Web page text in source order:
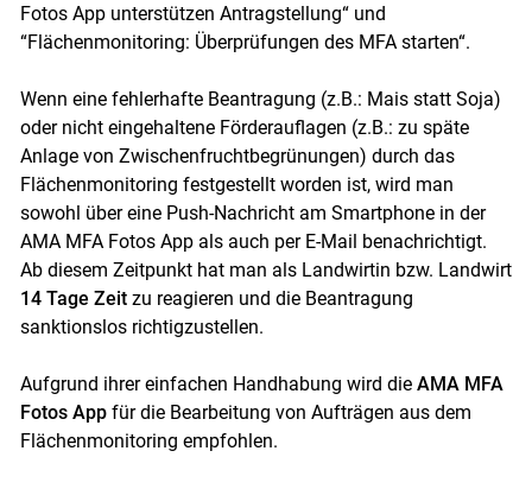
Fotos App unterstützen Antragstellung“ und
“Flächenmonitoring: Überprüfungen des MFA starten“.
Wenn eine fehlerhafte Beantragung (z.B.: Mais statt Soja)
oder nicht eingehaltene Förderauflagen (z.B.: zu späte
Anlage von Zwischenfruchtbegrünungen) durch das
Flächenmonitoring festgestellt worden ist, wird man
sowohl über eine Push-Nachricht am Smartphone in der
AMA MFA Fotos App als auch per E-Mail benachrichtigt.
Ab diesem Zeitpunkt hat man als Landwirtin bzw. Landwirt
14 Tage Zeitzu reagieren und die Beantragung
sanktionslos richtigzustellen.
Aufgrund ihrer einfachen Handhabung wird die AMA MFA
Fotos Appfür die Bearbeitung von Aufträgen aus dem
Flächenmonitoring empfohlen.